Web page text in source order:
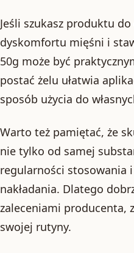
Jeśli szukasz produktu
dyskomfortu mięśni i
50g może być
postać żelu ułatwia
sposób użycia do
Warto też pamiętać, że
nie tylko od samej
regularności stosowania
nakładania. Dlatego
zaleceniami producenta,
swojej rutyny.